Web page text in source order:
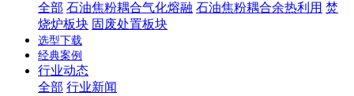
全部 石油焦粉耦合气化熔融 石油焦粉耦合余热利用 焚
烧炉板块 固废处置板块
选型下载
经典案例
行业动态
全部 行业新闻